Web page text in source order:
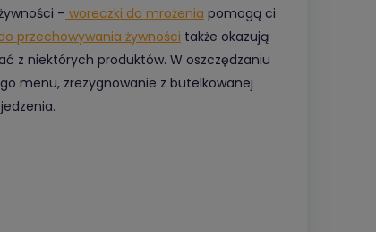
– woreczki do mrożenia pomogą ci
przechowywania żywności także okazują
z niektórych produktów. W oszczędzaniu
menu, zrezygnowanie z butelkowanej